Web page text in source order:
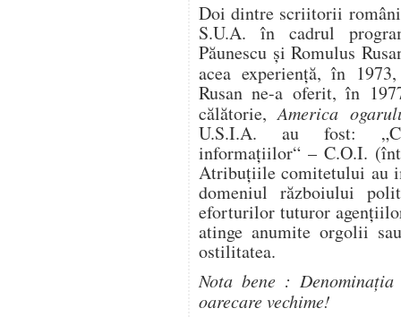
Doi dintre scriitorii
S.U.A. în cadrul
Păunescu şi Romulus
acea experienţă, în
Rusan ne-a oferit, în
călătorie,America
U.S.I.A. au fost:
informaţiilor“ – C.O.I.
Atribuţiile comitetului au
domeniul războiului
eforturilor tuturor
atinge anumite orgolii
ostilitatea.
Nota bene :
oarecare vechime!